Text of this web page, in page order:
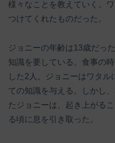
様々なことを教えていく。
つけてくれたものだった。
ジョニーの年齢は13歳だっ
知識を要している。食事の
した2人。ジョニーはワタ
ての知識を与える。しかし
たジョニーは、起き上がる
る頃に息を引き取った。